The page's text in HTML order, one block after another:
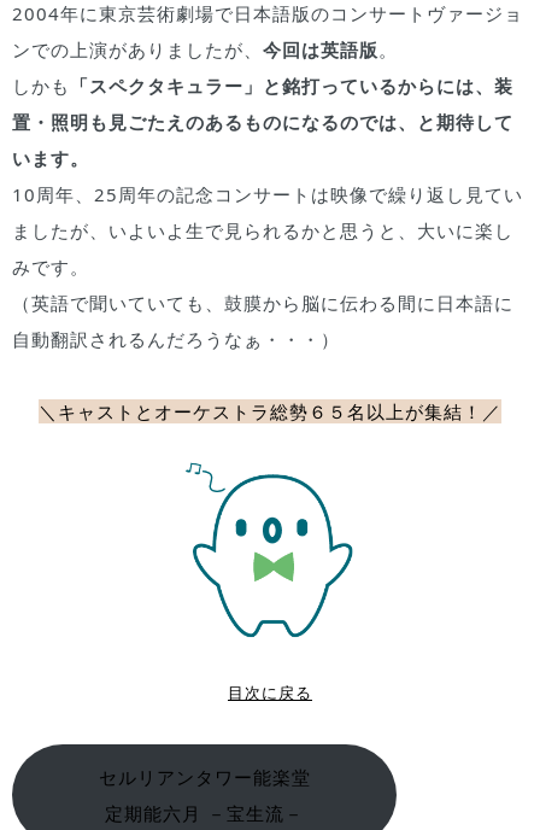
2004年に東京芸術劇場で日本語版のコンサートヴァージョ
ンでの上演がありましたが、 今回は英語版。
しかも 「スペクタキュラー」と銘打っているからには、装
置・照明も見ごたえのあるものになるのでは、と期待して
います。
10周年、25周年の記念コンサートは映像で繰り返し見てい
ましたが、いよいよ生で見られるかと思うと、大いに楽し
みです。
（英語で聞いていても、鼓膜から脳に伝わる間に日本語に
自動翻訳されるんだろうなぁ・・・）
＼キャストとオーケストラ総勢６５名以上が集結！ ／
目次に戻る
セルリアンタワー能楽堂
定期能六月 －宝生流－